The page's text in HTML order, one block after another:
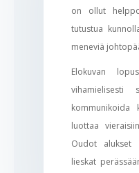
on ollut
tutustua
meneviä
Elokuvan
vihamielisesti
kommunikoida
luottaa
Oudot alukset
lieskat